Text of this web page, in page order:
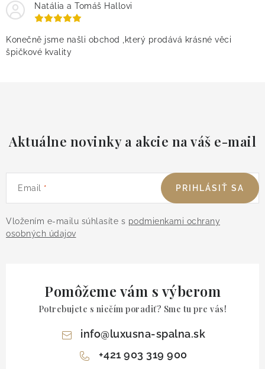
Natália a Tomáš Hallovi
Konečně jsme našli obchod ,který prodává krásné věci
špičkové kvality
Aktuálne novinky a akcie na váš e-mail
Email
Vložením e-mailu súhlasíte s podmienkami ochrany
osobných údajov
PRIHLÁSIŤ SA
Pomôžeme vám s výberom
Potrebujete s niečím poradiť? Sme tu pre vás!
info@luxusna-spalna.sk
+421 903 319 900